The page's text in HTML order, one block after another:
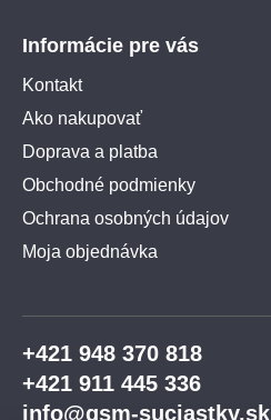
Informácie pre vás
Kontakt
Ako nakupovať
Doprava a platba
Obchodné podmienky
Ochrana osobných údajov
Moja objednávka
+421 948 370 818
+421 911 445 336
info@gsm-suciastky.sk